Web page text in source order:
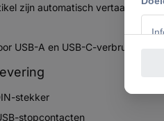
zijn automatisch vertaald.
USB-A en USB-C-verbruikers
stekker
stopcontacten